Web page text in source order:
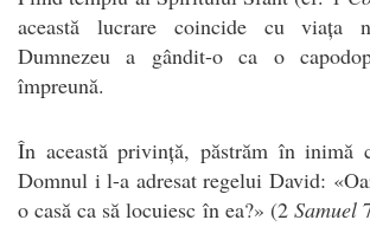
această lucrare coincide cu viața
Dumnezeu a gândit-o ca o
împreună.
În această privință, păstrăm în inimă
Domnul i l-a adresat regelui David:
o casă ca să locuiesc în ea?» (2 Samuel